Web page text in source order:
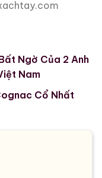
Ngờ Của 2 Anh
Nam
Cổ Nhất